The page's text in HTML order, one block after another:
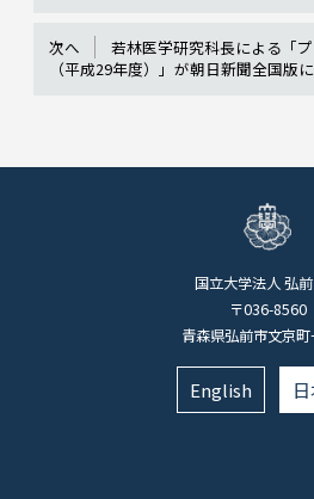
次へ
若林医学研究科長による「
（平成29年度）」が朝日新聞全国版
国立大学法人 弘
〒036-8560
青森県弘前市文京
English